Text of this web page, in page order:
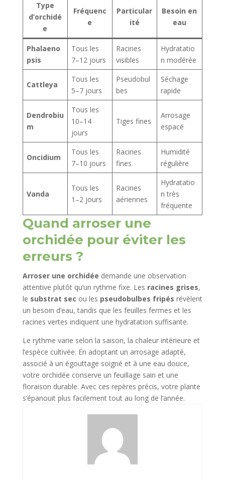
Type
d’orchidé
e
Fréquenc
e
Particular
ité
Besoin en
eau
Phalaeno
psis
Tous les
7–12 jours
Racines
visibles
Hydratatio
n modérée
Cattleya
Tous les
5–7 jours
Pseudobul
bes
Séchage
rapide
Dendrobiu
m
Tous les
10–14
jours
Tiges fines
Arrosage
espacé
Oncidium
Tous les
7–10 jours
Racines
fines
Humidité
régulière
Vanda
Tous les
1–2 jours
Racines
aériennes
Hydratatio
n très
fréquente
Quand arroser une
orchidée pour éviter les
erreurs ?
Arroser une orchidée demande une observation
attentive plutôt qu’un rythme fixe. Les racines grises,
le substrat sec ou les pseudobulbes fripés révèlent
un besoin d’eau, tandis que les feuilles fermes et les
racines vertes indiquent une hydratation suffisante.
Le rythme varie selon la saison, la chaleur intérieure et
l’espèce cultivée. En adoptant un arrosage adapté,
associé à un égouttage soigné et à une eau douce,
votre orchidée conserve un feuillage sain et une
floraison durable. Avec ces repères précis, votre plante
s’épanouit plus facilement tout au long de l’année.